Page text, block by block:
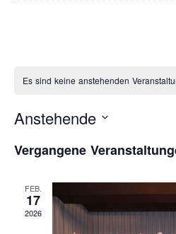
Es sind keine anstehenden
Anstehende
wählen.
Vergangene
FEB.
17
2026